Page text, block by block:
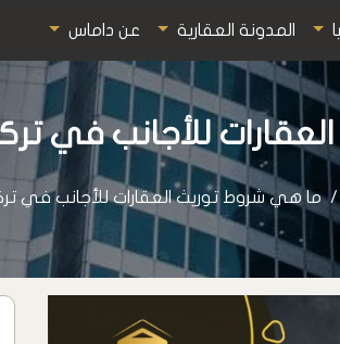
المدونة العقارية عن داماس
للأجانب في تركيا
ما هي شروط توريث العقارات للأجانب في تركيا